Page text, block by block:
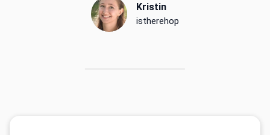
Kristin
istherehop